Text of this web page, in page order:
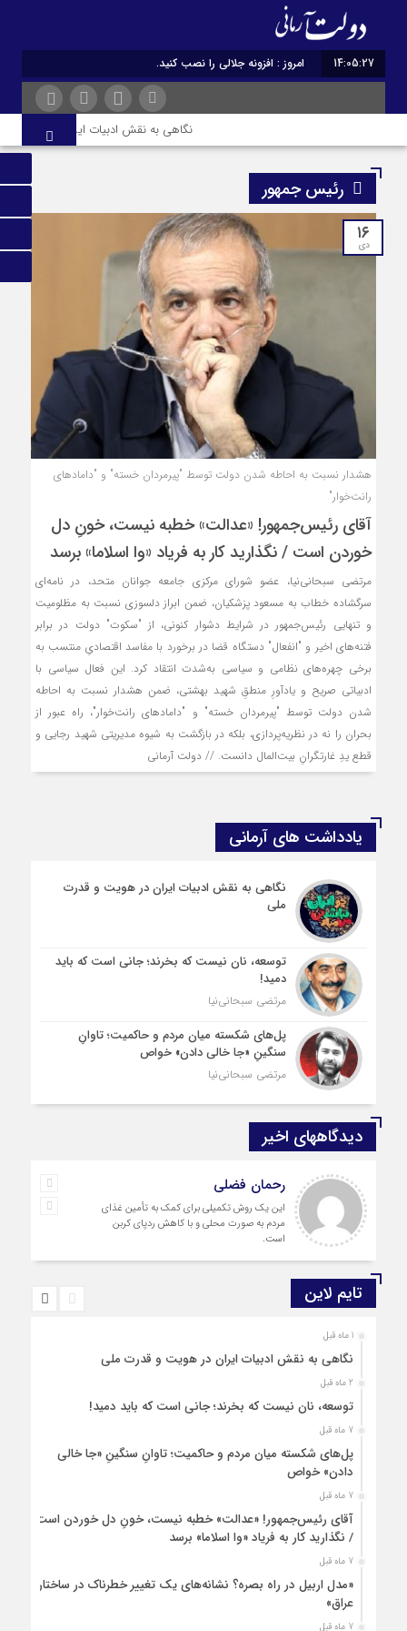
14:05:28 امروز : افزونه جلالی را نصب کنید.
نگاهی به نقش ادبیات ایران در هویت و
رئیس جمهور
۱۶
دی
هشدار نسبت به احاطه شدن دولت توسط "پیرمردان خسته" و "دامادهای
رانت‌خوار"
آقای رئیس‌جمهور! «عدالت» خطبه نیست، خونِ دل
خوردن است / نگذارید کار به فریاد «وا اسلاما» برسد
مرتضی سبحانی‌نیا، عضو شورای مرکزی جامعه جوانان متحد، در نامه‌ای
سرگشاده خطاب به مسعود پزشکیان، ضمن ابراز دلسوزی نسبت به مظلومیت
و تنهایی رئیس‌جمهور در شرایط دشوار کنونی، از "سکوت" دولت در برابر
فتنه‌های اخیر و "انفعال" دستگاه قضا در برخورد با مفاسد اقتصادیِ منتسب به
برخی چهره‌های نظامی و سیاسی به‌شدت انتقاد کرد. این فعال سیاسی با
ادبیاتی صریح و یادآورِ منطقِ شهید بهشتی، ضمن هشدار نسبت به احاطه
شدن دولت توسط "پیرمردان خسته" و "دامادهای رانت‌خوار"، راه عبور از
بحران را نه در نظریه‌پردازی، بلکه در بازگشت به شیوه مدیریتی شهید رجایی و
قطع یدِ غارتگرانِ بیت‌المال دانست. // دولت آرمانی
یادداشت های آرمانی
نگاهی به نقش ادبیات ایران در هویت و قدرت
ملی
توسعه، نان نیست که بخرند؛ جانی است که باید
دمید!
مرتضی سبحانی‌نیا
پل‌های شکسته میان مردم و حاکمیت؛ تاوانِ
سنگینِ «جا خالی دادن» خواص
مرتضی سبحانی‌نیا
دیدگاههای اخیر
رحمان فضلی
این یک روش تکمیلی برای کمک به تأمین غذای
مردم به صورت محلی و با کاهش ردپای کربن
است.
تایم لاین
1 ماه قبل
نگاهی به نقش ادبیات ایران در هویت و قدرت ملی
2 ماه قبل
توسعه، نان نیست که بخرند؛ جانی است که باید دمید!
7 ماه قبل
پل‌های شکسته میان مردم و حاکمیت؛ تاوانِ سنگینِ «جا خالی
دادن» خواص
7 ماه قبل
آقای رئیس‌جمهور! «عدالت» خطبه نیست، خونِ دل خوردن است
/ نگذارید کار به فریاد «وا اسلاما» برسد
7 ماه قبل
«مدل اربیل در راه بصره؟ نشانه‌های یک تغییر خطرناک در ساختار
عراق»
7 ماه قبل